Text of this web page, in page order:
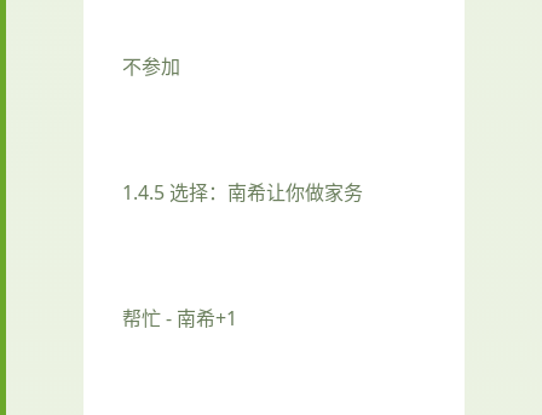
不参加
1.4.5 选择：南希让你做家务
帮忙 - 南希+1